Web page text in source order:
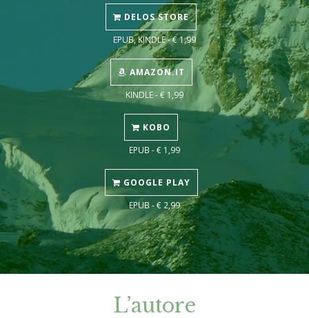
DELOS STORE
EPUB, KINDLE - € 1,99
AMAZON.IT
KINDLE - € 1,99
KOBO
EPUB - € 1,99
GOOGLE PLAY
EPUB - € 2,99
L’autore